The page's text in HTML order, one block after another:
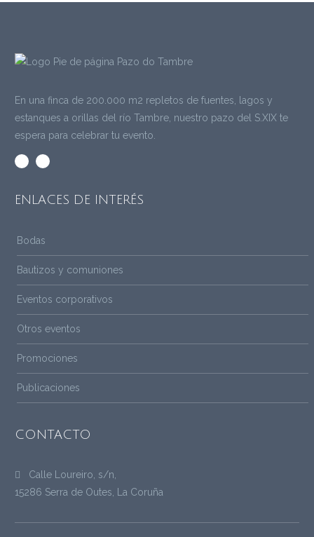
En una finca de 200.000 m2 repletos de fuentes, lagos y
estanques a orillas del río Tambre, nuestro pazo del S.XIX te
espera para celebrar tu evento.
ENLACES DE INTERÉS
Bodas
Bautizos y comuniones
Eventos corporativos
Otros eventos
Promociones
Publicaciones
CONTACTO
Calle Loureiro, s/n,
15286 Serra de Outes, La Coruña